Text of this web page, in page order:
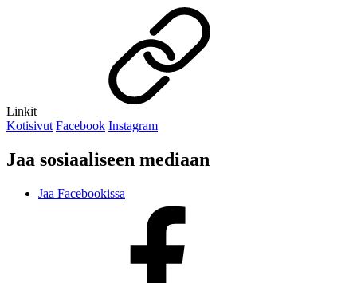
Linkit
Kotisivut Facebook Instagram
Jaa sosiaaliseen mediaan
Jaa Facebookissa